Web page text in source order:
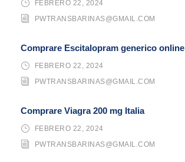
FEBRERO 22, 2024
PWTRANSBARINAS@GMAIL.COM
Comprare Escitalopram generico online
FEBRERO 22, 2024
PWTRANSBARINAS@GMAIL.COM
Comprare Viagra 200 mg Italia
FEBRERO 22, 2024
PWTRANSBARINAS@GMAIL.COM